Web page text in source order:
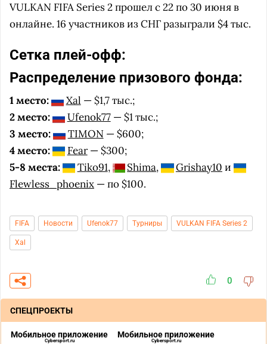
VULKAN FIFA Series 2 прошел с 22 по 30 июня в
онлайне. 16 участников из СНГ разыграли $4 тыс.
Сетка плей-офф:
Распределение призового фонда:
1 место: Xal — $1,7 тыс.;
2 место:
Ufenok77— $1 тыс.;
3 место:
TIMON— $600;
4 место:
Fear— $300;
5-8 места:
Tiko91, Shima, Grishay10 и
Flewless_phoenix — по $100.
FIFA Новости Ufenok77 Турниры VULKAN FIFA Series 2
Xal
0
СПЕЦПРОЕКТЫ
Мобильное приложение
Cybersport.ru
Мобильное приложение
Cybersport.ru